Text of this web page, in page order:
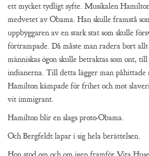
ett mycket tydligt syfte. Musikalen
medvetet av Obama. Han skulle framstå
uppbyggaren av en stark stat som skulle
förtrampade. Då måste man radera bort
människas ögon skulle betraktas som ont,
indianerna. Till detta lägger man påhittade
Hamilton kämpade för frihet och mot
vit immigrant.
Hamilton blir en slags proto-Obama.
Och Bergfeldt lapar i sig hela berättelsen.